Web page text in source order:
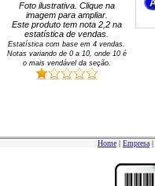
Foto ilustrativa. Clique na
imagem para ampliar.
Este produto tem nota 2,2na
estatística de vendas.
Estatística com base em 4 vendas.
Notas variando de 0a 10, onde 10 é
o mais vendável da seção.
Home | Empresa |